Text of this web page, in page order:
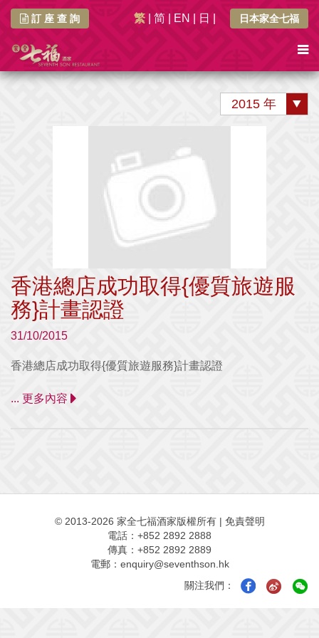
日本家全七福
繁 简 EN 日
訂 座 查 詢
2015 年
香港總店成功取得{優質旅遊服
務}計畫認證
31/10/2015
香港總店成功取得{優質旅遊服務}計畫認證
... 更多內容
© 2013-2026 家全七福酒家版權所有| 免責聲明
電話：+852 2892 2888
傳真：+852 2892 2889
電郵： enquiry@seventhson.hk
關注我們：